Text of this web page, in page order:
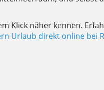
Klick näher kennen.
Urlaub direkt online bei